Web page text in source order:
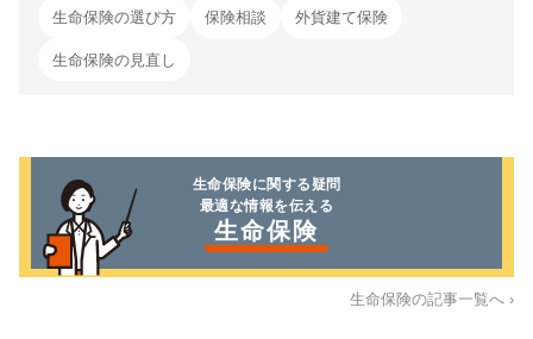
生命保険の選び方 保険相談 外貨建て保険
生命保険の見直し
生命保険に関する疑問
最適な情報を伝える
生命保険
生命保険の記事一覧へ ›